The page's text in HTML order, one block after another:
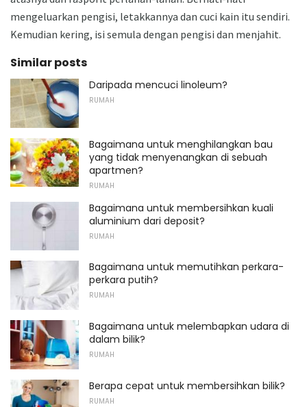
mengeluarkan pengisi, letakkannya dan cuci kain itu sendiri.
Kemudian kering, isi semula dengan pengisi dan menjahit.
Similar posts
Daripada mencuci linoleum?
RUMAH
Bagaimana untuk menghilangkan bau
yang tidak menyenangkan di sebuah
apartmen?
RUMAH
Bagaimana untuk membersihkan kuali
aluminium dari deposit?
RUMAH
Bagaimana untuk memutihkan perkara-
perkara putih?
RUMAH
Bagaimana untuk melembapkan udara di
dalam bilik?
RUMAH
Berapa cepat untuk membersihkan bilik?
RUMAH